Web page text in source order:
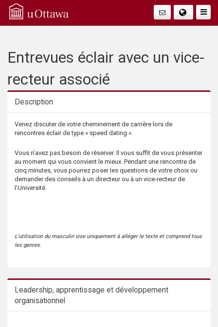
Q
Faire
Entrevues éclair avec un vice-
recteur associé
Description
Description
Venez discuter de votre cheminement de carrière lors de
rencontres éclair de type « speed dating ».
Vous n’avez pas besoin de réserver. Il vous suffit de vous présenter
au moment qui vous convient le mieux. Pendant une rencontre de
cinq minutes, vous pourrez poser les questions de votre choix ou
demander des conseils à un directeur ou à un vice-recteur de
l’Université.
L’utilisation du masculin vise uniquement à alléger le texte et comprend tous
les genres.
Leadership, apprentissage et développement
organisationnel